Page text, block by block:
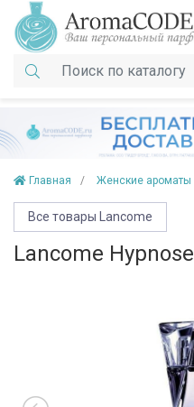
Главная Женские ароматы
Все товары Lancome
Lancome Hypnose